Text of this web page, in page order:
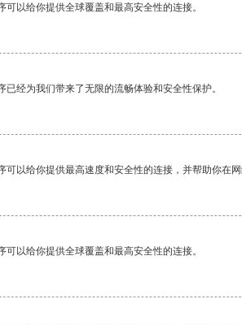
可以给你提供全球覆盖和最高安全性的连接。
已经为我们带来了无限的流畅体验和安全性保护。
可以给你提供最高速度和安全性的连接，并帮助你在网
可以给你提供全球覆盖和最高安全性的连接。